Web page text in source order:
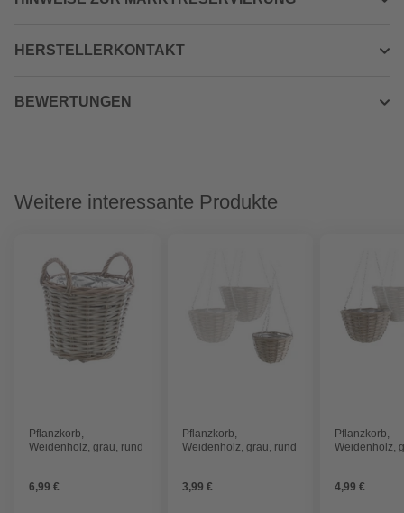
HERSTELLERKONTAKT
BEWERTUNGEN
Weitere interessante Produkte
Pflanzkorb,
Weidenholz, grau, rund
6,99 €
Pflanzkorb,
Weidenholz, grau, rund
3,99 €
Pflanzkorb,
Weidenholz,
4,99 €